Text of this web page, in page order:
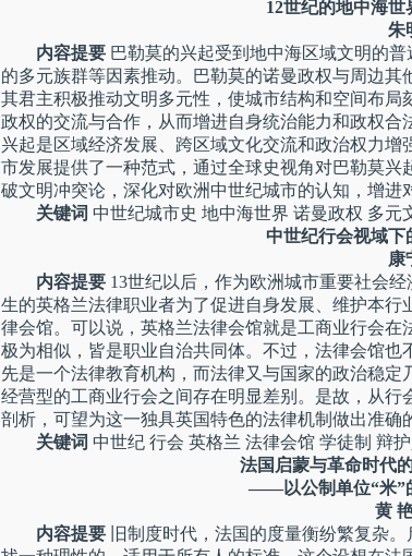
12世纪的地中海
朱
内容提要 巴勒莫的兴起受到地中海区域文明的
的多元族群等因素推动。巴勒莫的诺曼政权与周边
其君主积极推动文明多元性，使城市结构和空间布
政权的交流与合作，从而增进自身统治能力和政权
兴起是区域经济发展、跨区域文化交流和政治权力
市发展提供了一种范式，通过全球史视角对巴勒莫
破文明冲突论，深化对欧洲中世纪城市的认知，增进
关键词 中世纪城市史 地中海世界 诺曼政权 多元
中世纪行会视域下
康
内容提要 13世纪以后，作为欧洲城市重要社会
生的英格兰法律职业者为了促进自身发展、维护本
律会馆。可以说，英格兰法律会馆就是工商业行会
极为相似，皆是职业自治共同体。不过，法律会馆
先是一个法律教育机构，而法律又与国家的政治稳
经营型的工商业行会之间存在明显差别。是故，从
剖析，可望为这一独具英国特色的法律机制做出准确
关键词 中世纪 行会 英格兰 法律会馆 学徒制 辩护
法国启蒙与革命时代
——以公制单位“米”的
黄 艳
内容提要 旧制度时代，法国的度量衡纷繁复杂